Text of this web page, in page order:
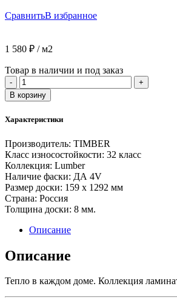
СравнитьВ избранное
1 580 ₽ / м2
Товар в наличии и под заказ
-
Количество
товара
Ламинат
Lumber
Дуб
Арона
+
В корзину
Характеристики
Производитель: TIMBER
Класс износостойкости: 32 класс
Коллекция: Lumber
Наличие фаски: ДА 4V
Размер доски: 159 x 1292 мм
Страна: Россия
Толщина доски: 8 мм.
Описание
Описание
Тепло в каждом доме. Коллекция